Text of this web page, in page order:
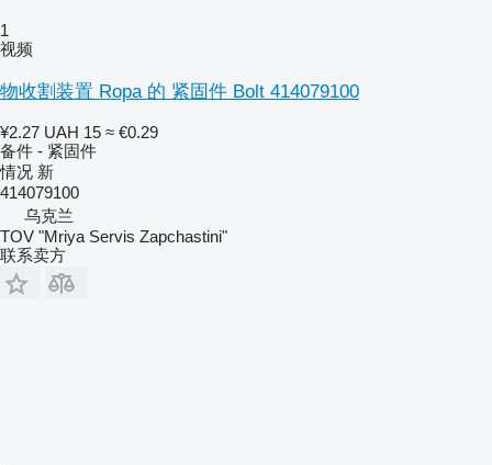
1
视频
物收割装置 Ropa 的 紧固件 Bolt 414079100
¥2.27 UAH 15 ≈ €0.29
备件 - 紧固件
情况 新
414079100
乌克兰
TOV "Mriya Servis Zapchastini"
联系卖方